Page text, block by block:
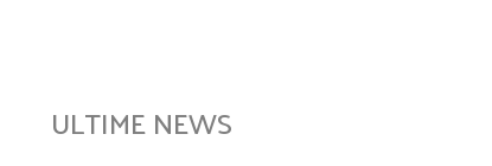
ULTIME NEWS